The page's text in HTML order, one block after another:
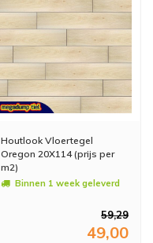
Houtlook Vloertegel
Oregon 20X114 (prijs per
m2)
Binnen 1 week geleverd
59,29
49,00